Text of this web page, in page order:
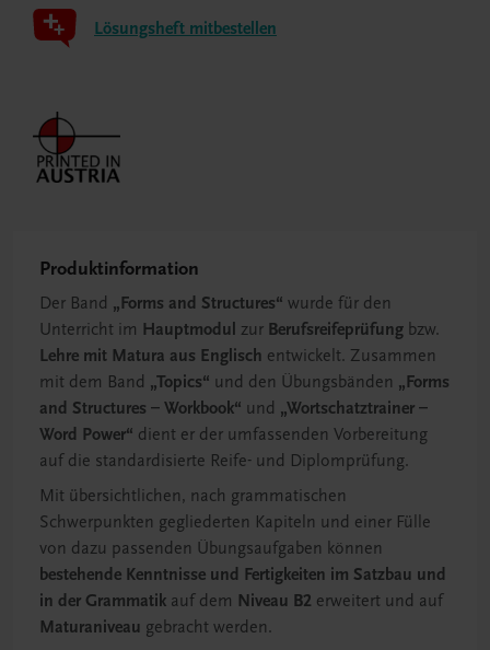
Lösungsheft mitbestellen
Produktinformation
Der Band „Forms and Structures“ wurde für den
Unterricht im Hauptmodul zur Berufsreifeprüfung bzw.
Lehre mit Matura aus Englisch entwickelt. Zusammen
mit dem Band „Topics“ und den Übungsbänden „Forms
and Structures – Workbook“ und „Wortschatztrainer –
Word Power“ dient er der umfassenden Vorbereitung
auf die standardisierte Reife- und Diplomprüfung.
Mit übersichtlichen, nach grammatischen
Schwerpunkten gegliederten Kapiteln und einer Fülle
von dazu passenden Übungsaufgaben können
bestehende Kenntnisse und Fertigkeiten im Satzbau und
in der Grammatik auf dem Niveau B2 erweitert und auf
Maturaniveau gebracht werden.